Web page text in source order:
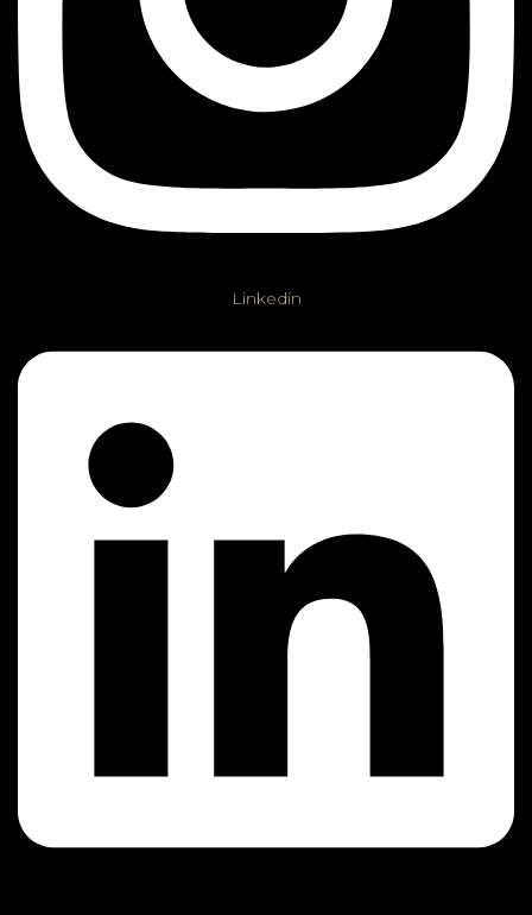
Linkedin